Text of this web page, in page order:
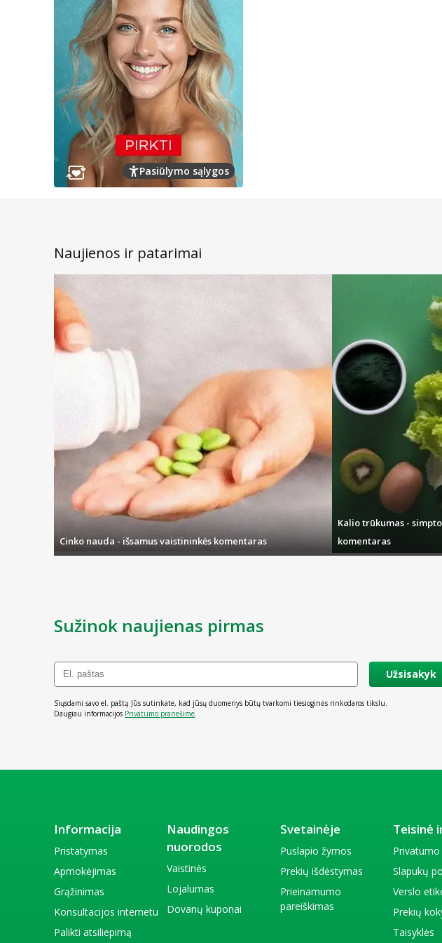
Pasiūlymo sąlygos
Naujienos ir patarimai
Cinko nauda - išsamus vaistininkės komentaras
Kalio trūkumas -
komentaras
Sužinok naujienas pirmas
Užsisakyk
Siųsdami savo el. paštą Jūs sutinkate, kad jūsų duomenys būtų tvarkomi tiesioginės rinkodaros tikslu.
Daugiau informacijos Privatumo pranešime
Informacija
Pristatymas
Apmokėjimas
Grąžinimas
Konsultacijos internetu
Palikti atsiliepimą
Naudingos
nuorodos
Vaistinės
Lojalumas
Dovanų kuponai
Svetainėje
Puslapio žymos
Prekių išdėstymas
Prieinamumo
pareiškimas
Teisinė
Slapukų
Verslo
Prekių
Taisyklės